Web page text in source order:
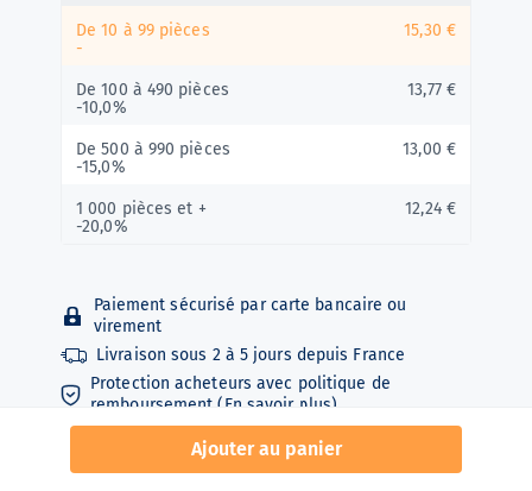
De 10 à 99 pièces
15,30 €
-
De 100 à 490 pièces
13,77 €
-10,0%
De 500 à 990 pièces
13,00 €
-15,0%
1 000 pièces et +
12,24 €
-20,0%
Paiement sécurisé par carte bancaire ou
virement
Livraison sous 2 à 5 jours depuis France
Protection acheteurs avec politique de
remboursement (En savoir plus)
Gants d'examen nitrile non poudrés. Confort,
résistance et étanchéité optimale par rapport au
Ajouter au panier